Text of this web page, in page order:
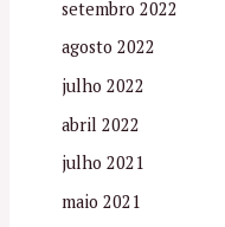
setembro 2022
agosto 2022
julho 2022
abril 2022
julho 2021
maio 2021